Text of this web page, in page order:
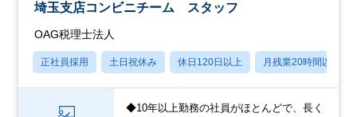
埼玉支店コンビニチーム スタッフ
OAG税理士法人
正社員採用 土日祝休み 休日120日以上 月残業20時間以内
◆10年以上勤務の社員がほとんどで、長く